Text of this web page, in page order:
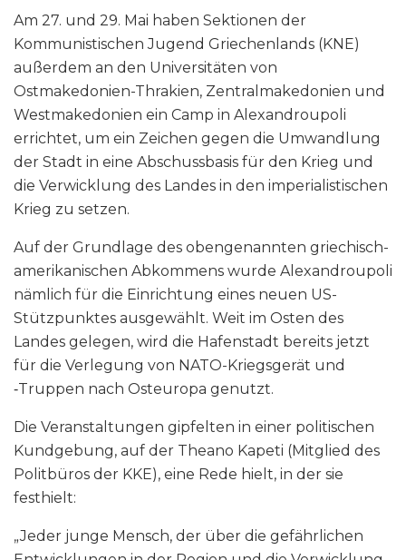
Am 27. und 29. Mai haben Sektionen der
Kommunistischen Jugend Griechenlands (KNE)
außerdem an den Universitäten von
Ostmakedonien-Thrakien, Zentralmakedonien und
Westmakedonien ein Camp in Alexandroupoli
errichtet, um ein Zeichen gegen die Umwandlung
der Stadt in eine Abschussbasis für den Krieg und
die Verwicklung des Landes in den imperialistischen
Krieg zu setzen.
Auf der Grundlage des obengenannten griechisch-
amerikanischen Abkommens wurde Alexandroupoli
nämlich für die Einrichtung eines neuen US-
Stützpunktes ausgewählt. Weit im Osten des
Landes gelegen, wird die Hafenstadt bereits jetzt
für die Verlegung von NATO-Kriegsgerät und
‑Truppen nach Osteuropa genutzt.
Die Veranstaltungen gipfelten in einer politischen
Kundgebung, auf der Theano Kapeti (Mitglied des
Politbüros der KKE), eine Rede hielt, in der sie
festhielt:
„Jeder junge Mensch, der über die gefährlichen